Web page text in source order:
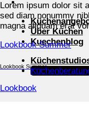
Über Küchen
Kuechenblog
Lorem ipsum dolor sit
sed diam nonummy
magna aliquam erat
Lookbook Summer
Lookbook Summer
Lookbook